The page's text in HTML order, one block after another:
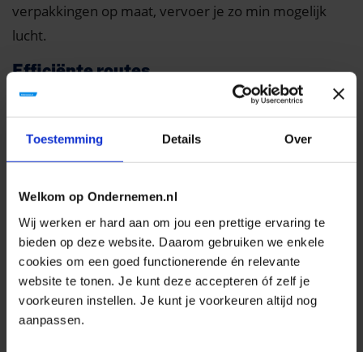
Toestemming Details Over
Welkom op Ondernemen.nl
Wij werken er hard aan om jou een prettige ervaring te
bieden op deze website. Daarom gebruiken we enkele
cookies om een goed functionerende én relevante
website te tonen. Je kunt deze accepteren óf zelf je
voorkeuren instellen. Je kunt je voorkeuren altijd nog
aanpassen.
verpakkingen op maat, vervoer je zo min mogelijk
lucht.
Efficiënte routes
Wil je jouw pakketten duurzaam bezorgen, kijk dan
ook naar de beste bezorgroutes. Is de route
optimaal? Dan gaat de uitstoot per bestelling omlaag.
haar bestelling, maar uit eerder genoemde
onderzoek blijkt dat veel mensen dat geen enkel
probleem vinden.
Gecombineerde oplossingen
Nog een manier om je bezorging duurzamer te
maken is door vervoersopties te combineren: een